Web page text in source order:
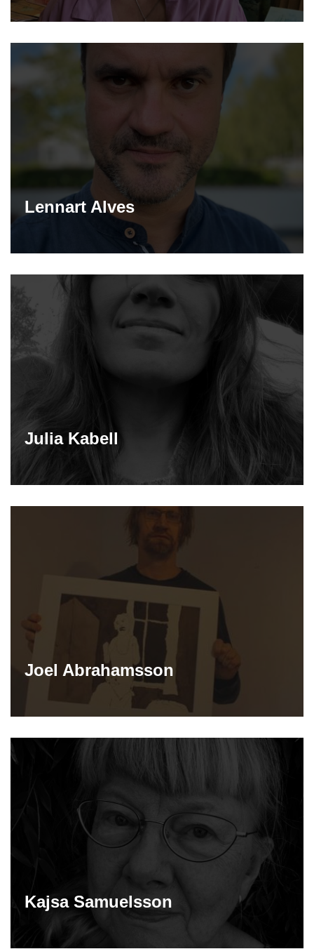
Lennart Alves
Julia Kabell
Joel Abrahamsson
Kajsa Samuelsson